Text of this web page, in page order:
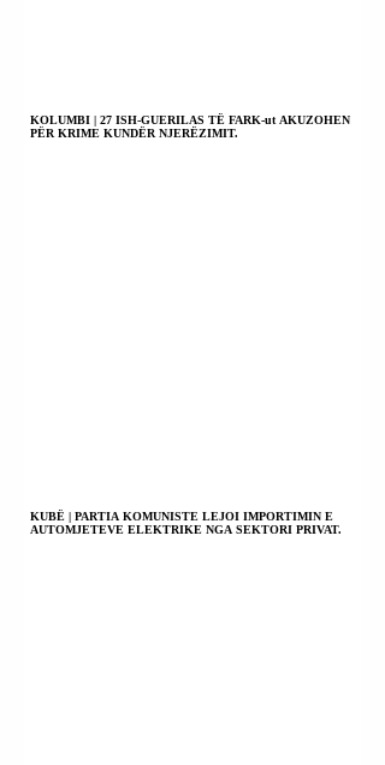
KOLUMBI | 27 ISH-GUERILAS TË FARK-ut AKUZOHEN
PËR KRIME KUNDËR NJERËZIMIT.
KUBË | PARTIA KOMUNISTE LEJOI IMPORTIMIN E
AUTOMJETEVE ELEKTRIKE NGA SEKTORI PRIVAT.